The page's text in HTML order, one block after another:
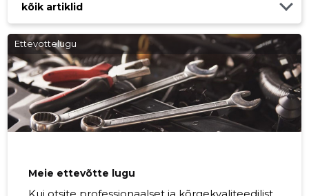
kõik artiklid
Ettevottelugu
Meie ettevõtte lugu